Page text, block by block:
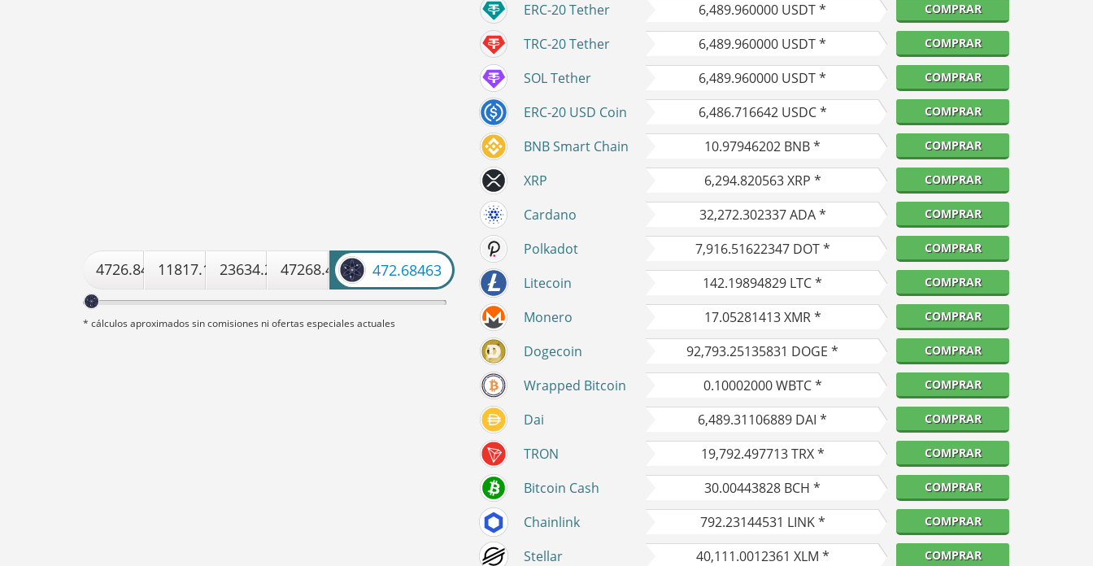
4726.846321922811817.11580480723634.23160961447268.463219228
* cálculos aproximados sin comisiones ni ofertas especiales actuales
ERC-20 Tether 6,489.960000 USDT * COMPRAR
TRC-20 Tether 6,489.960000 USDT * COMPRAR
SOL Tether 6,489.960000 USDT * COMPRAR
ERC-20 USD Coin 6,486.716642USDC * COMPRAR
BNB Smart Chain 10.97946202 BNB * COMPRAR
XRP 6,294.820563XRP * COMPRAR
Cardano 32,272.302337ADA * COMPRAR
Polkadot 7,916.51622347DOT * COMPRAR
Litecoin 142.19894829 LTC * COMPRAR
Monero 17.05281413XMR * COMPRAR
Dogecoin 92,793.25135831 DOGE * COMPRAR
Wrapped Bitcoin 0.10002000WBTC * COMPRAR
Dai 6,489.31106889 DAI * COMPRAR
TRON 19,792.497713TRX * COMPRAR
Bitcoin Cash 30.00443828 BCH * COMPRAR
Chainlink 792.23144531 LINK * COMPRAR
Stellar 40,111.0012361 XLM * COMPRAR